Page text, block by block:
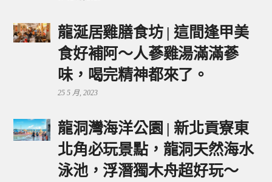
龍涎居雞膳食坊 | 這間逢甲美
食好補阿～人蔘雞湯滿滿蔘
味，喝完精神都來了。
25 5 月, 2023
龍洞灣海洋公園 | 新北貢寮東
北角必玩景點，龍洞天然海水
泳池，浮潛獨木舟超好玩～